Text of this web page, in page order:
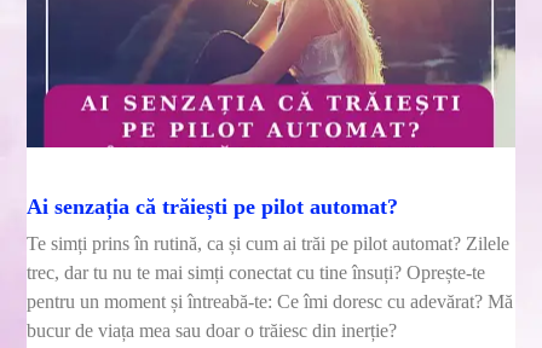
Ai senzația că trăiești pe pilot automat?
Te simți prins în rutină, ca și cum ai trăi pe pilot automat? Zilele
trec, dar tu nu te mai simți conectat cu tine însuți? Oprește-te
pentru un moment și întreabă-te: Ce îmi doresc cu adevărat? Mă
bucur de viața mea sau doar o trăiesc din inerție?